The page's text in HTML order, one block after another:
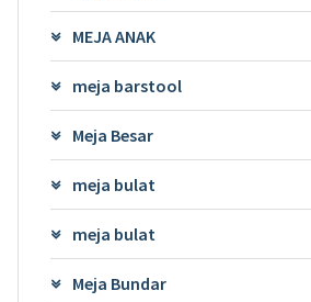
MEJA ANAK
meja barstool
Meja Besar
meja bulat
meja bulat
Meja Bundar